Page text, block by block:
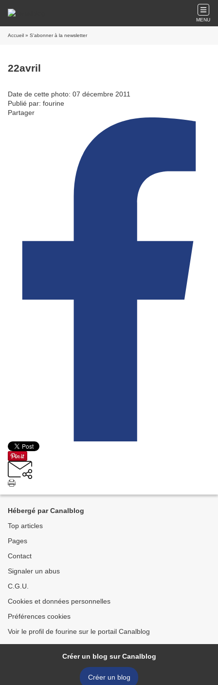
MENU
Accueil » S'abonner à la newsletter
22avril
Date de cette photo: 07 décembre 2011
Publié par: fourine
Partager
Hébergé par Canalblog
Top articles
Pages
Contact
Signaler un abus
C.G.U.
Cookies et données personnelles
Préférences cookies
Voir le profil de fourine sur le portail Canalblog
Créer un blog sur Canalblog
Créer un blog